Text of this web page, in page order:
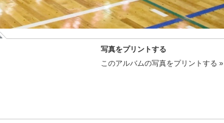
写真をプリントする
このアルバムの写真をプリントする »